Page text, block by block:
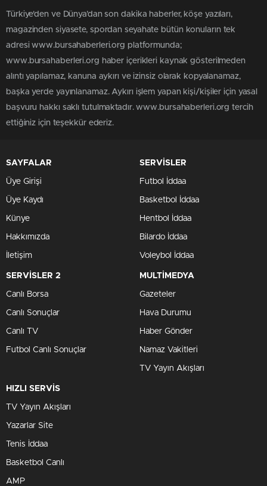
Türkiye'den ve Dünya’dan son dakika haberler, köşe yazıları,
magazinden siyasete, spordan seyahate bütün konuların tek
adresi www.bursahaberleri.org platformunda;
www.bursahaberleri.org haber içerikleri kaynak gösterilmeden
alıntı yapılamaz, kanuna aykırı ve izinsiz olarak kopyalanamaz,
başka yerde yayınlanamaz. Aykırı işlem yapan kişi/kişiler için yasal
başvuru hakkı saklı tutulmaktadır. www.bursahaberleri.org tercih
ettiğiniz için teşekkür ederiz.
SAYFALAR
Üye Girişi
Üye Kaydı
Künye
Hakkımızda
İletişim
SERVİSLER
Futbol İddaa
Basketbol İddaa
Hentbol İddaa
Bilardo İddaa
Voleybol İddaa
SERVİSLER 2
Canlı Borsa
Canlı Sonuçlar
Canlı TV
Futbol Canlı Sonuçlar
MULTİMEDYA
Gazeteler
Hava Durumu
Haber Gönder
Namaz Vakitleri
TV Yayın Akışları
HIZLI SERVİS
TV Yayın Akışları
Yazarlar Site
Tenis İddaa
Basketbol Canlı
AMP